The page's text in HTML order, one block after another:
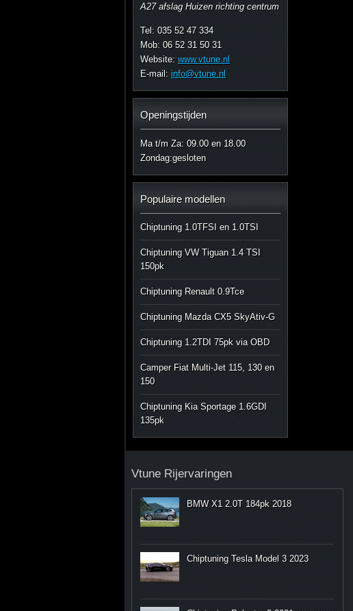
A27 afslag Huizen richting centrum
Tel: 035 52 47 334
Mob: 06 52 31 50 31
Website: www.vtune.nl
E-mail: info@vtune.nl
Openingstijden
Ma t/m Za: 09.00 en 18.00
Zondag:gesloten
Populaire modellen
Chiptuning 1.0TFSI en 1.0TSI
Chiptuning VW Tiguan 1.4 TSI
150pk
Chiptuning Renault 0.9Tce
Chiptuning Mazda CX5 SkyAtiv-G
Chiptuning 1.2TDI 75pk via OBD
Camper Fiat Multi-Jet 115, 130 en
150
Chiptuning Kia Sportage 1.6GDI
135pk
Vtune Rijervaringen
BMW X1 2.0T 184pk 2018
Chiptuning Tesla Model 3 2023